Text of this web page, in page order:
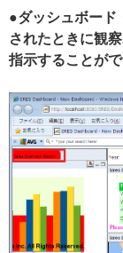
●ダッシュボード
されたときに観
指示することが